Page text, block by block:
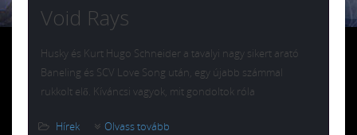
Void Rays
Husky és Kurt Hugo Schneider a tavalyi nagy sikert arató
Baneling és SCV Love Song után, egy újabb számmal
rukkolt elő. Kíváncsi vagyok, mit gondoltok róla
Hírek Olvass tovább